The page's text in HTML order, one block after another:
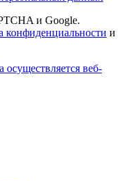
и Google.
конфиденциальности и
веб-